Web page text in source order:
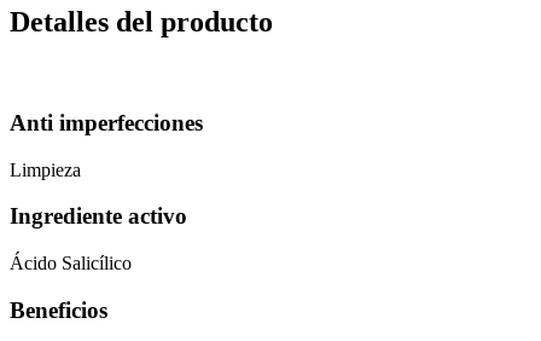
Detalles del producto
Anti imperfecciones
Limpieza
Ingrediente activo
Ácido Salicílico
Beneficios